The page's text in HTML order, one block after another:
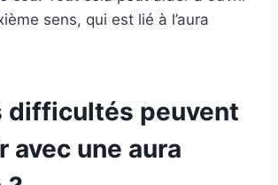
sens, qui est lié à l’aura
difficultés peuvent
avec une aura